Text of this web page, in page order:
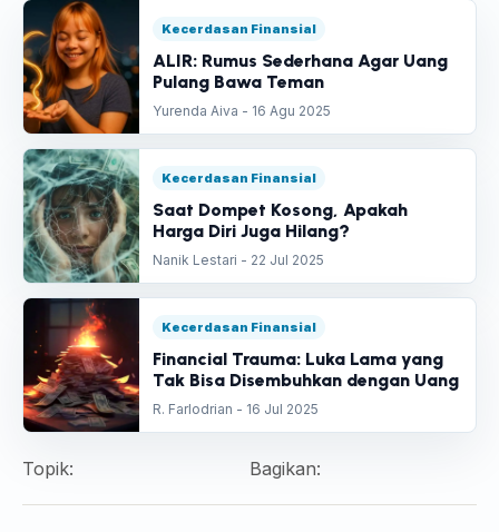
Kecerdasan Finansial
ALIR: Rumus Sederhana Agar Uang
Pulang Bawa Teman
Yurenda Aiva - 16 Agu 2025
Kecerdasan Finansial
Saat Dompet Kosong, Apakah
Harga Diri Juga Hilang?
Nanik Lestari - 22 Jul 2025
Kecerdasan Finansial
Financial Trauma: Luka Lama yang
Tak Bisa Disembuhkan dengan Uang
R. Farlodrian - 16 Jul 2025
Topik: Bagikan: